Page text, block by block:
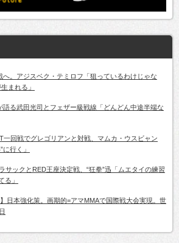
へ。アジスベク・テミロフ「狙っているわけじゃな
まれる」
語る武田光司とフェザー級戦線「どんどん中途半端な
一回戦でグレゴリアンと対戦、マムカ・ウスビャン
に行く」
サックとRED王座決定戦、“狂拳”迅「ムエタイの練習
る」
日本強化策。画期的=アマMMAで国際戦大会実現。世